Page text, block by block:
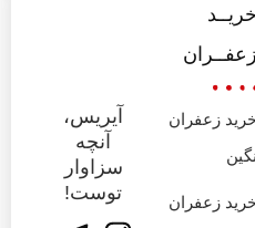
خریــد
زعفــران
خرید زعفران
نگین
خرید زعفران
آیریس،
آنچه
سزاوار
توست!